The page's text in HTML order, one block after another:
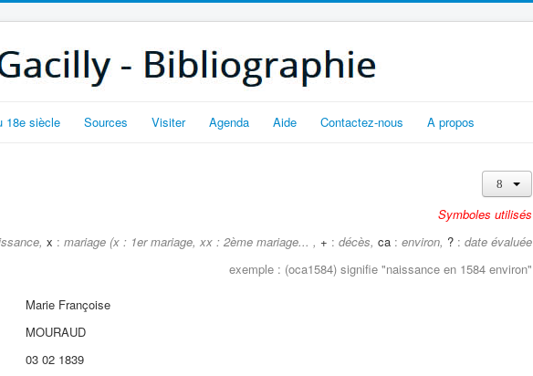
18e siècle Sources Visiter Agenda Aide Contactez-nous A propos
Symboles utilisés
x : mariage (x : 1er mariage, xx : 2ème mariage... , + : décès, ca : environ, ? : date évaluée
exemple : (oca1584) signifie "naissance en 1584 environ"
Marie Françoise
MOURAUD
03 02 1839